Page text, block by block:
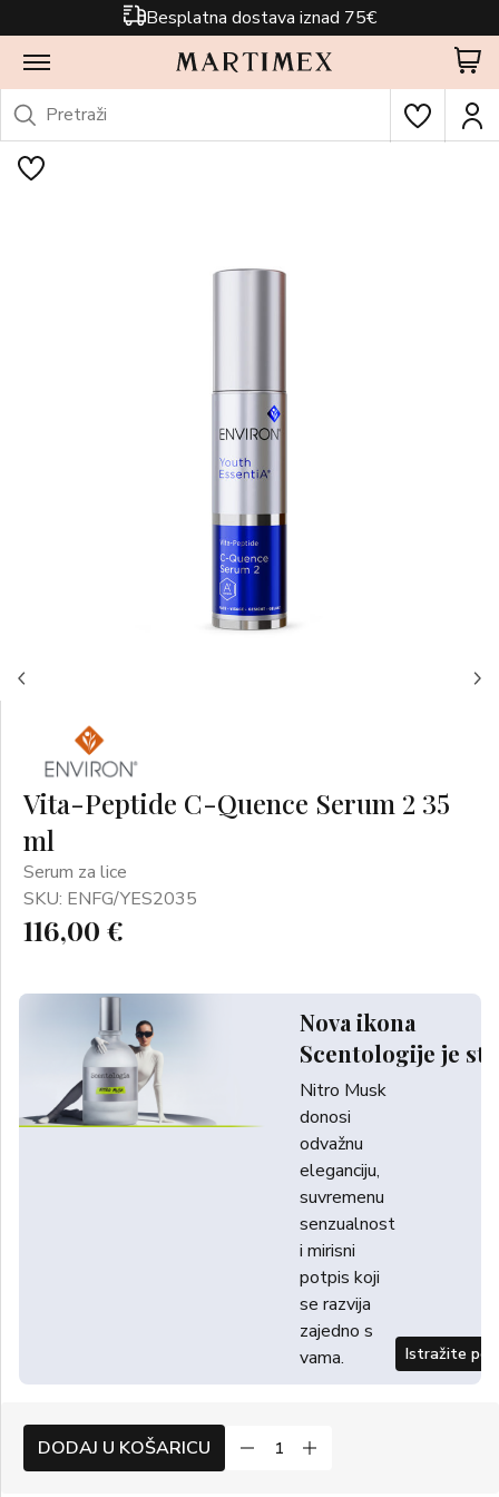
Besplatna dostava iznad 75€
Vita-Peptide C-Quence Serum 2 35
ml
Serum za lice
SKU: ENFG/YES2035
116,00 €
Nova ikona
Scentologije je
Nitro Musk
donosi
odvažnu
eleganciju,
suvremenu
senzualnost
i mirisni
potpis koji
se razvija
zajedno s
vama.
Istražite
DODAJ U KOŠARICU